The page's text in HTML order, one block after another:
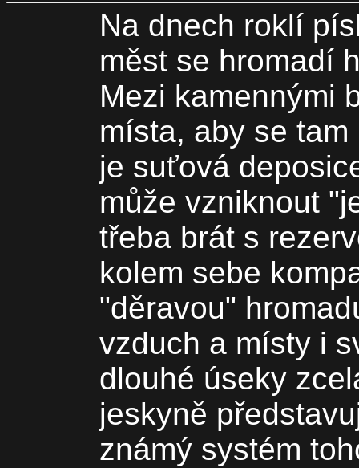
Na dnech roklí
měst se hromadí
Mezi kamennými
místa, aby se
je suťová
může vzniknout
třeba brát s
kolem sebe
"děravou"
vzduch a místy i
dlouhé úseky
jeskyně
známý systém